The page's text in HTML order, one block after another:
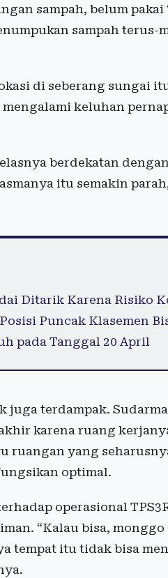
sampah, belum pakai
sampah terus-
di seberang sungai
keluhan
berdekatan
itu semakin
Ditarik Karena Risiko
Puncak Klasemen
pada Tanggal 20 April
juga terdampak.
karena ruang
ruangan yang
optimal.
operasional
“Kalau bisa,
tempat itu tidak bisa